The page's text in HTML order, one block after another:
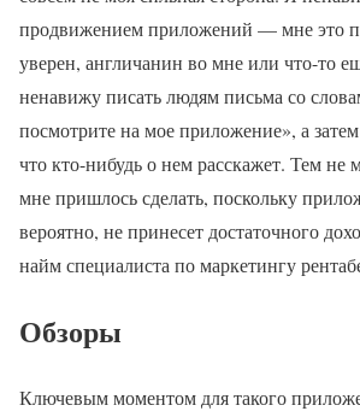
продвижением приложений — мне это
уверен, англичанин во мне или что-то
ненавижу писать людям письма со
посмотрите на мое приложение», а
что кто-нибудь о нем расскажет. Тем не
мне пришлось сделать, поскольку
вероятно, не принесет достаточного
найм специалиста по маркетингу
Обзоры
Ключевым моментом для такого